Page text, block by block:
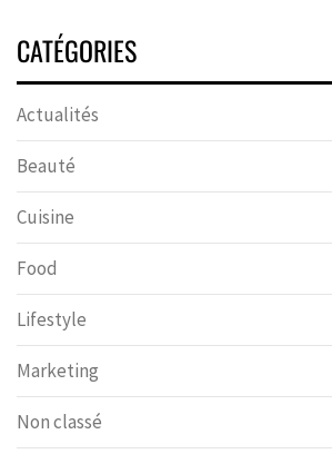
CATÉGORIES
Actualités
Beauté
Cuisine
Food
Lifestyle
Marketing
Non classé